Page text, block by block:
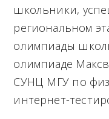
школьники,
региональном
олимпиады
олимпиаде
СУНЦ МГУ по
интернет-